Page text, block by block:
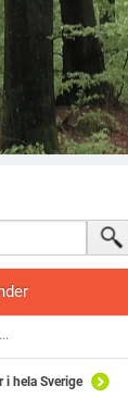
i hela Sverige